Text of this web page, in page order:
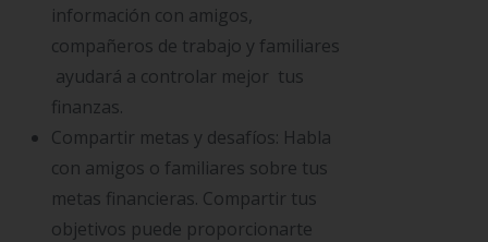
información con amigos,
compañeros de trabajo y familiares
ayudará a controlar mejor tus
finanzas.
Compartir metas y desafíos: Habla
con amigos o familiares sobre tus
metas financieras. Compartir tus
objetivos puede proporcionarte